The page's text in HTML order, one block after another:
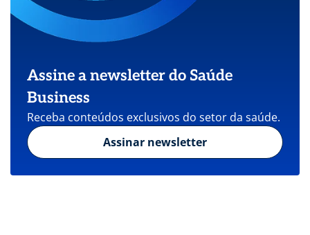
Assine a newsletter do Saúde
Business
Receba conteúdos exclusivos do setor da saúde.
Assinar newsletter